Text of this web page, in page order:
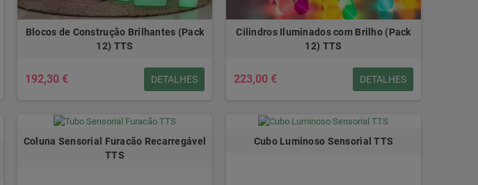
Blocos de Construção Brilhantes (Pack
12) TTS
192,30 € DETALHES
Cilindros Iluminados com Brilho (Pack
12) TTS
223,00 € DETALHES
Coluna Sensorial Furacão Recarregável
TTS
Cubo Luminoso Sensorial TTS